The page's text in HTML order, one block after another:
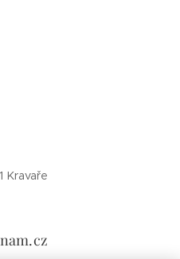
Kravaře